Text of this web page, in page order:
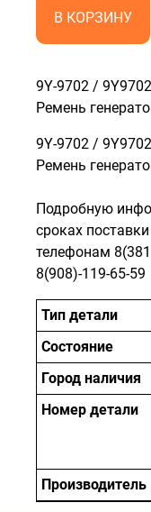
В КОРЗИНУ
9Y-9702 /
Ремень
9Y-9702 /
Ремень
Подробную
сроках
телефонам
8(908)-119-65-59
Тип детали
Состояние
Город наличия
Номер детали
Производитель